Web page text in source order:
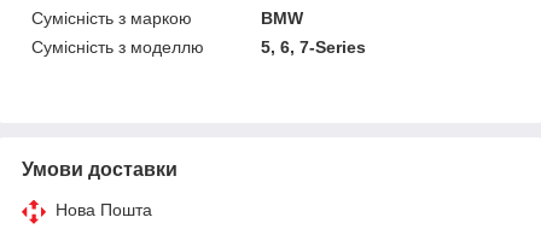
Сумісність з маркою
BMW
Сумісність з моделлю
5, 6, 7-Series
Умови доставки
Нова Пошта